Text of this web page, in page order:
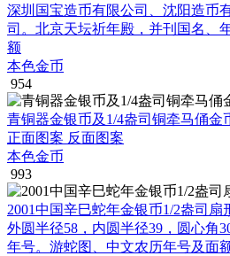
深圳国宝造币有限公司、沈阳造币
司。北京天坛祈年殿，并刊国名、
额
本色金币
954
青铜器金银币及1/4盎司铜牵马俑金
正面图案 反面图案
本色金币
993
2001中国辛巳蛇年金银币1/2盎司扇
外圆半径58，内圆半径39，圆心角
年号。游蛇图、中文农历年号及面